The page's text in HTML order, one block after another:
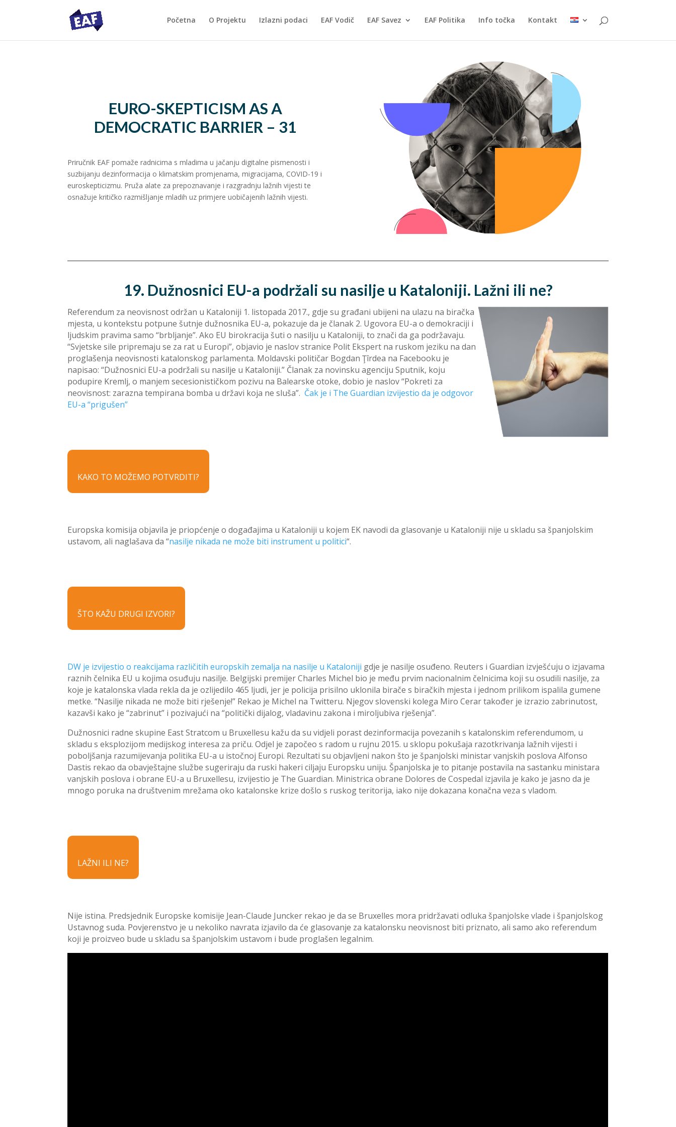
Početna O Projektu Izlazni podaci EAF Vodič EAF Savez EAF Politika Info točka Kontakt
EURO-SKEPTICISM AS A
DEMOCRATIC BARRIER – 31
Priručnik EAF pomaže radnicima s mladima u jačanju digitalne pismenosti i
suzbijanju dezinformacija o klimatskim promjenama, migracijama, COVID-19 i
euroskepticizmu. Pruža alate za prepoznavanje i razgradnju lažnih vijesti te
osnažuje kritičko razmišljanje mladih uz primjere uobičajenih lažnih vijesti.
19. Dužnosnici EU-a podržali su nasilje u Kataloniji. Lažni ili ne?
Referendum za neovisnost održan u Kataloniji 1. listopada 2017., gdje su građani ubijeni na ulazu na biračka
mjesta, u kontekstu potpune šutnje dužnosnika EU-a, pokazuje da je članak 2. Ugovora EU-a o demokraciji i
ljudskim pravima samo “brbljanje”. Ako EU birokracija šuti o nasilju u Kataloniji, to znači da ga podržavaju.
“Svjetske sile pripremaju se za rat u Europi”, objavio je naslov stranice Polit Ekspert na ruskom jeziku na dan
proglašenja neovisnosti katalonskog parlamenta. Moldavski političar Bogdan Ţîrdea na Facebooku je
napisao: “Dužnosnici EU-a podržali su nasilje u Kataloniji.” Članak za novinsku agenciju Sputnik, koju
podupire Kremlj, o manjem secesionističkom pozivu na Balearske otoke, dobio je naslov “Pokreti za
neovisnost: zarazna tempirana bomba u državi koja ne sluša”. Čak je i The Guardian izvijestio da je odgovor
EU-a “prigušen”
KAKO TO MOŽEMO POTVRDITI?
Europska komisija objavila je priopćenje o događajima u Kataloniji u kojem EK navodi da glasovanje u Kataloniji nije u skladu sa španjolskim
ustavom, ali naglašava da “nasilje nikada ne može biti instrument u politici“.
ŠTO KAŽU DRUGI IZVORI?
DW je izvijestio o reakcijama različitih europskih zemalja na nasilje u Kataloniji gdje je nasilje osuđeno. Reuters i Guardian izvješćuju o izjavama
raznih čelnika EU u kojima osuđuju nasilje. Belgijski premijer Charles Michel bio je među prvim nacionalnim čelnicima koji su osudili nasilje, za
koje je katalonska vlada rekla da je ozlijedilo 465 ljudi, jer je policija prisilno uklonila birače s biračkih mjesta i jednom prilikom ispalila gumene
metke. “Nasilje nikada ne može biti rješenje!” Rekao je Michel na Twitteru. Njegov slovenski kolega Miro Cerar također je izrazio zabrinutost,
kazavši kako je “zabrinut” i pozivajući na “politički dijalog, vladavinu zakona i miroljubiva rješenja”.
Dužnosnici radne skupine East Stratcom u Bruxellesu kažu da su vidjeli porast dezinformacija povezanih s katalonskim referendumom, u
skladu s eksplozijom medijskog interesa za priču. Odjel je započeo s radom u rujnu 2015. u sklopu pokušaja razotkrivanja lažnih vijesti i
poboljšanja razumijevanja politika EU-a u istočnoj Europi. Rezultati su objavljeni nakon što je španjolski ministar vanjskih poslova Alfonso
Dastis rekao da obavještajne službe sugeriraju da ruski hakeri ciljaju Europsku uniju. Španjolska je to pitanje postavila na sastanku ministara
vanjskih poslova i obrane EU-a u Bruxellesu, izvijestio je The Guardian. Ministrica obrane Dolores de Cospedal izjavila je kako je jasno da je
mnogo poruka na društvenim mrežama oko katalonske krize došlo s ruskog teritorija, iako nije dokazana konačna veza s vladom.
LAŽNI ILI NE?
Nije istina. Predsjednik Europske komisije Jean-Claude Juncker rekao je da se Bruxelles mora pridržavati odluka španjolske vlade i španjolskog
Ustavnog suda. Povjerenstvo je u nekoliko navrata izjavilo da će glasovanje za katalonsku neovisnost biti priznato, ali samo ako referendum
koji je proizveo bude u skladu sa španjolskim ustavom i bude proglašen legalnim.